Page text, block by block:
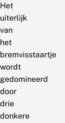
Het
uiterlijk
van
het
bremvisstaartje
wordt
gedomineerd
door
drie
donkere